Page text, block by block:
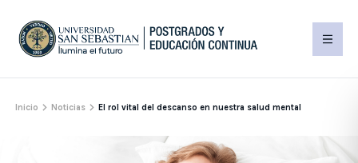
Inicio Noticias El rol vital del descanso en nuestra salud mental